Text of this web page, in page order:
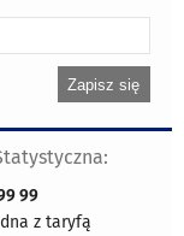
99
z taryfą